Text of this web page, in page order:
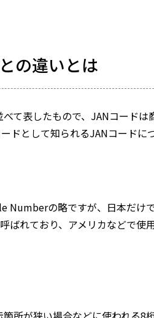
の違いとは
て表したもので、JANコードは
ドとして知られるJANコードに
Numberの略ですが、日本だけ
ばれており、アメリカなどで使